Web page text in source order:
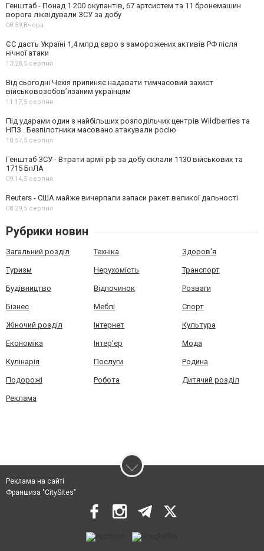
Генштаб - Понад 1 200 окупантів, 67 артсистем та 11 бронемашин
ворога ліквідували ЗСУ за добу
08:59,Вчора
ЄС дасть Україні 1,4 млрд євро з заморожених активів РФ після
нічної атаки
13:28,5 серпня
Від сьогодні Чехія припиняє надавати тимчасовий захист
військовозобов’язаним українцям
11:17,5 серпня
Під ударами один з найбільших розподільчих центрів Wildberries та
НПЗ . Безпілотники масовано атакували росію
10:57,5 серпня
Генштаб ЗСУ - Втрати армії рф за добу склали 1130 військових та
1715 БпЛА
09:14,5 серпня
Reuters - США майже вичерпали запаси ракет великої дальності
08:29,5 серпня
Рубрики новин
Загальний розділ Техніка Здоров'я
Туризм Нерухомість Транспорт
Будівництво Відпочинок Розваги
Бізнес Меблі Спорт
Жіночий розділ Інтернет Культура
Економіка Інтер'єр Мода
Кулінарія Послуги Родина
Подорожі Робота Дитячий розділ
Реклама
Реклама на сайті
Франшиза "CitySites"